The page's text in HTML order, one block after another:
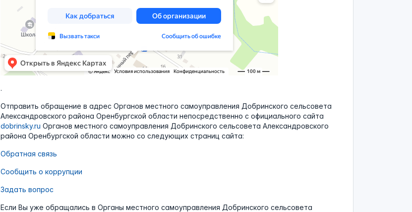
.
Отправить обращение в адрес Органов местного самоуправления Добринского сельсовета
Александровского района Оренбургской области непосредственно с официального сайта
dobrinsky.ru Органов местного самоуправления Добринского сельсовета Александровского
района Оренбургской области можно со следующих страниц сайта:
Обратная связь
Сообщить о коррупции
Задать вопрос
Если Вы уже обращались в Органы местного самоуправления Добринского сельсовета